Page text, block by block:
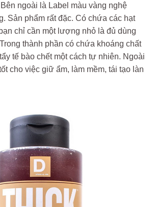
ngoài là Label màu vàng nghệ
Sản phẩm rất đặc. Có chứa các hạt
chỉ cần một lượng nhỏ là đủ dùng
thành phần có chứa khoáng chất
tế bào chết một cách tự nhiên. Ngoài
cho việc giữ ẩm, làm mềm, tái tạo làn